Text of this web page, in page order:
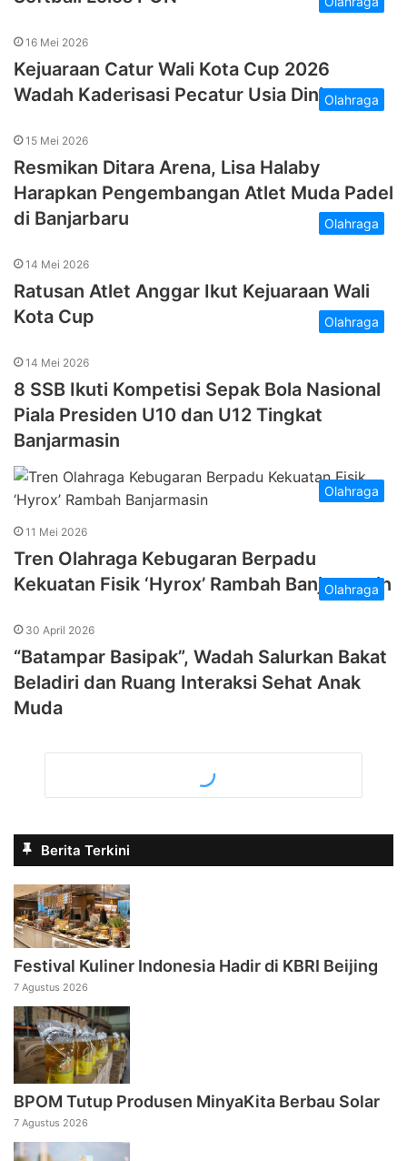
16 Mei 2026
Kejuaraan Catur Wali Kota Cup 2026
Wadah Kaderisasi Pecatur Usia DiniOlahraga
15 Mei 2026
Resmikan Ditara Arena, Lisa Halaby
Harapkan Pengembangan Atlet Muda Padel
di Banjarbaru
Olahraga
14 Mei 2026
Ratusan Atlet Anggar Ikut Kejuaraan Wali
Kota Cup
Olahraga
14 Mei 2026
8 SSB Ikuti Kompetisi Sepak Bola Nasional
Piala Presiden U10 dan U12 Tingkat
Banjarmasin
Olahraga
11 Mei 2026
Tren Olahraga Kebugaran Berpadu
Kekuatan Fisik ‘Hyrox’ Rambah Banjarmasin
Olahraga
30 April 2026
“Batampar Basipak”, Wadah Salurkan Bakat
Beladiri dan Ruang Interaksi Sehat Anak
Muda
Berita Terkini
Festival Kuliner Indonesia Hadir di KBRI Beijing
7 Agustus 2026
BPOM Tutup Produsen MinyaKita Berbau Solar
7 Agustus 2026